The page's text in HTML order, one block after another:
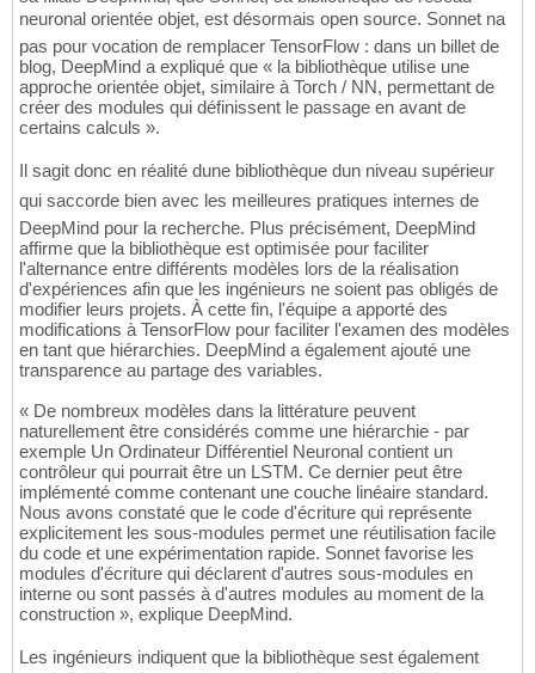
neuronal orientée objet, est désormais open source. Sonnet na
pas pour vocation de remplacer TensorFlow : dans un billet de
blog, DeepMind a expliqué que « la bibliothèque utilise une
approche orientée objet, similaire à Torch / NN, permettant de
créer des modules qui définissent le passage en avant de
certains calculs ».
Il sagit donc en réalité dune bibliothèque dun niveau supérieur
qui saccorde bien avec les meilleures pratiques internes de
DeepMind pour la recherche. Plus précisément, DeepMind
affirme que la bibliothèque est optimisée pour faciliter
l'alternance entre différents modèles lors de la réalisation
d'expériences afin que les ingénieurs ne soient pas obligés de
modifier leurs projets. À cette fin, l'équipe a apporté des
modifications à TensorFlow pour faciliter l'examen des modèles
en tant que hiérarchies. DeepMind a également ajouté une
transparence au partage des variables.
« De nombreux modèles dans la littérature peuvent
naturellement être considérés comme une hiérarchie - par
exemple Un Ordinateur Différentiel Neuronal contient un
contrôleur qui pourrait être un LSTM. Ce dernier peut être
implémenté comme contenant une couche linéaire standard.
Nous avons constaté que le code d'écriture qui représente
explicitement les sous-modules permet une réutilisation facile
du code et une expérimentation rapide. Sonnet favorise les
modules d'écriture qui déclarent d'autres sous-modules en
interne ou sont passés à d'autres modules au moment de la
construction », explique DeepMind.
Les ingénieurs indiquent que la bibliothèque sest également